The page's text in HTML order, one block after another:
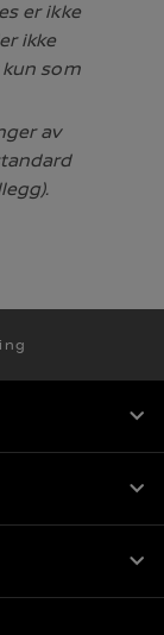
er ikke
ikke
som
av